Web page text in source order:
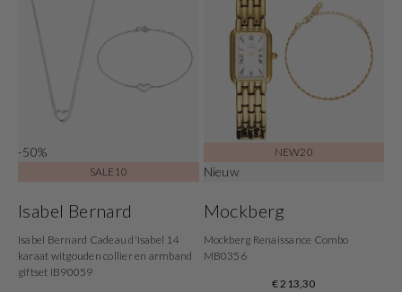
-50%
SALE10
Isabel Bernard
Isabel Bernard Cadeau d'Isabel 14
karaat witgouden collier en armband
giftset IB90059
NEW20
Nieuw
Mockberg
Mockberg Renaissance Combo
MB0356
€ 213,30